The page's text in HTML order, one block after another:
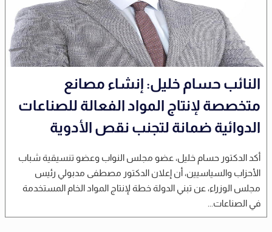
النائب حسام خليل: إنشاء مصانع
متخصصة لإنتاج المواد الفعالة للصناعات
الدوائية ضمانة لتجنب نقص الأدوية
أكد الدكتور حسام خليل، عضو مجلس النواب وعضو تنسيقية شباب
الأحزاب والسياسيين، أن إعلان الدكتور مصطفى مدبولي رئيس
مجلس الوزراء، عن تبني الدولة خطة لإنتاج المواد الخام المستخدمة
في الصناعات...